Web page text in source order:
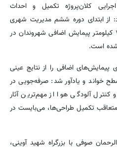
کلان‌پروژه تکمیل و احداث
کرد: از ابتدای دوره ششم مدیریت شهری
پایتخت، حدود ۲۰۰ کیلومتر از ۷۳۰ کیلومتر پیمایش‌ اضافی شهروندان در
شده است.
کاهش ۲۰۰ کیلومتری پیمایش‌های اضافی را از نتایج عینی
خواند و یادآور شد: صرفه‌جویی در
آلودگی هوا از مهم‌ترین آثار
تکمیل طراحی‌ها، می‌بایست در
صوفی با بزرگراه شهید آوینی،